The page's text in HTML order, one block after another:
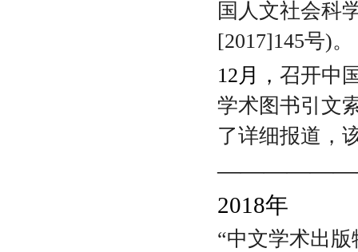
国人文社会科
[2017]145号)。
12月，召开中
学术图书引文
了详细报道，
2018年
“中文学术出